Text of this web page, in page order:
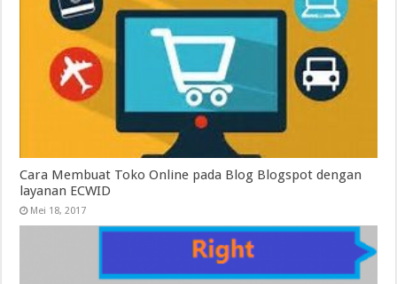
Cara Membuat Toko Online pada Blog Blogspot dengan
layanan ECWID
Mei 18, 2017